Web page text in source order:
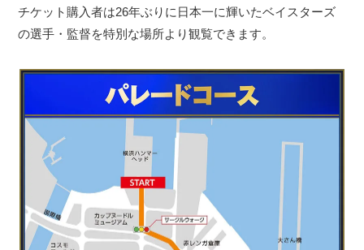
チケット購入者は26年ぶりに日本一に輝いたベイスターズ
の選手・監督を特別な場所より観覧できます。